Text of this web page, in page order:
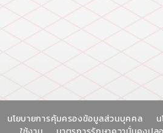
นโยบายการคุ้มครองข้อมูลส่วนบุคคล